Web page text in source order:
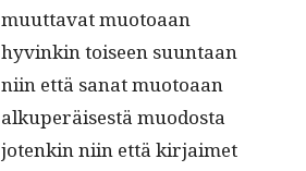
muut­ta­vat muo­toaan
hyvinkin toiseen suun­taan
niin että sanat muo­toaan
alku­peräis­es­tä muo­dos­ta
jotenkin niin että kir­jaimet